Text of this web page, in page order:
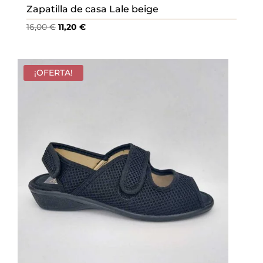
Zapatilla de casa Lale beige
16,00€ El
original
era:
11,20 €El
actual
¡OFERTA!